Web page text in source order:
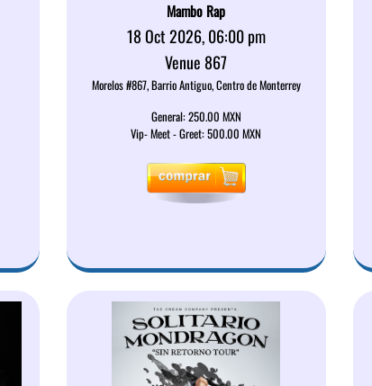
Mambo Rap
18 Oct 2026, 06:00 pm
Venue 867
Morelos #867, Barrio Antiguo, Centro de Monterrey
General: 250.00 MXN
Vip- Meet - Greet: 500.00 MXN